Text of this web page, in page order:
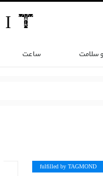
I
سلامت ساعت
fulfilled by TAGMOND